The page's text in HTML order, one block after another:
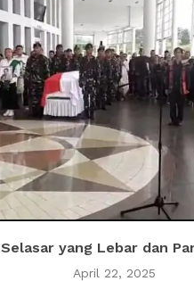
Selasar yang Lebar dan
April 22, 2025